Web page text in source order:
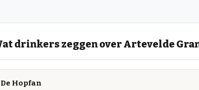
drinkers zeggen over Artevelde
De Hopfan